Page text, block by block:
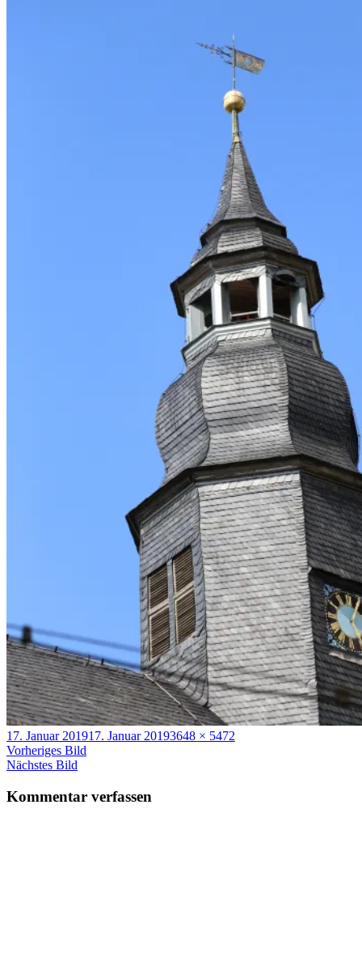
Veröffentlicht
am
17. Januar 201917. Januar 2019Volle
3648 × 5472
Vorheriges Bild
Nächstes Bild
Kommentar verfassen